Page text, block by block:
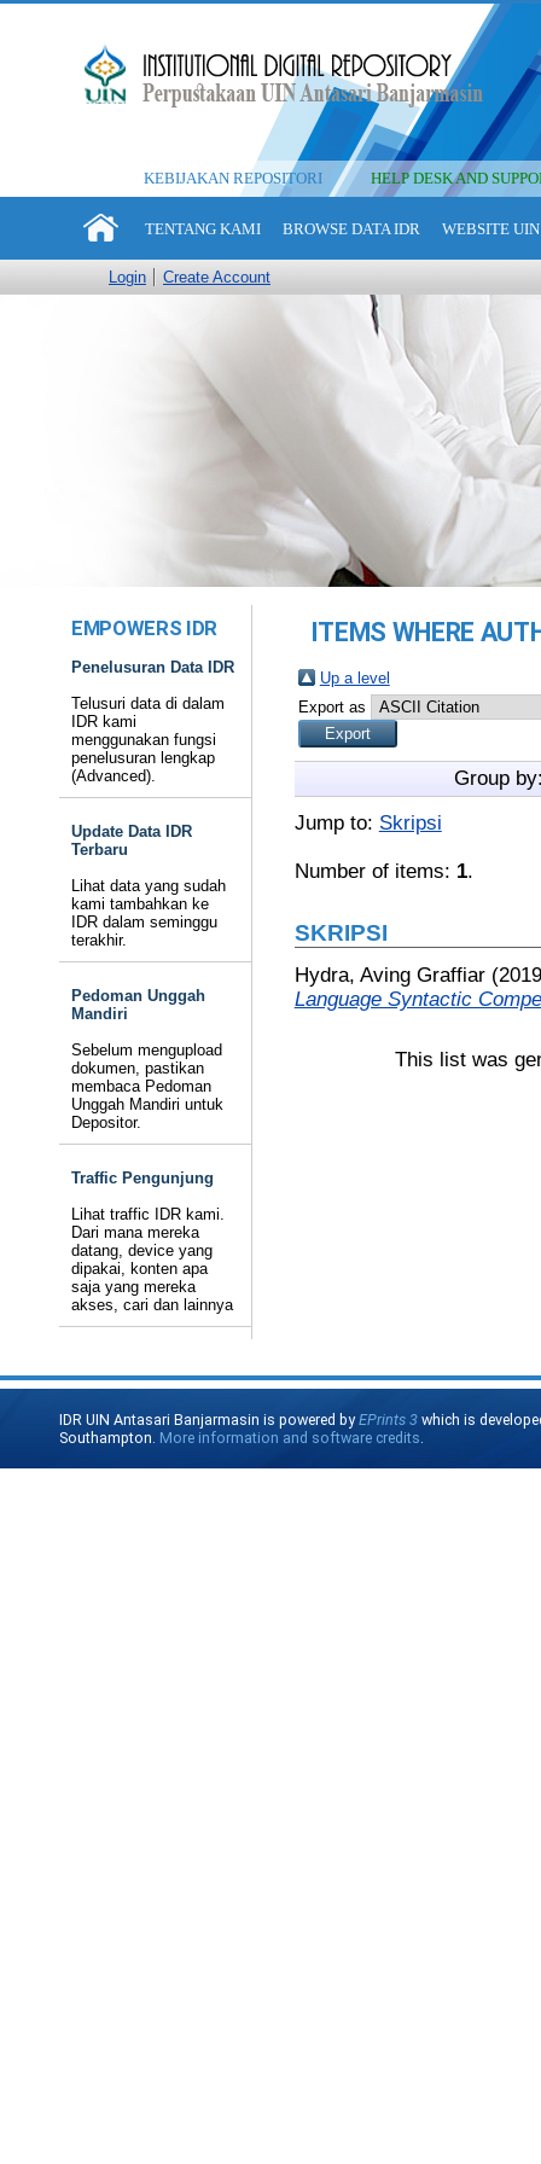
KEBIJAKAN REPOSITORI HELP DESK AND
TENTANG KAMI BROWSE DATA IDR WEBSITE
Login Create Account
EMPOWERS IDR
Penelusuran Data IDR
Telusuri data di dalam
IDR kami
menggunakan fungsi
penelusuran lengkap
(Advanced).
Update Data IDR
Terbaru
Lihat data yang sudah
kami tambahkan ke
IDR dalam seminggu
terakhir.
Pedoman Unggah
Mandiri
Sebelum mengupload
dokumen, pastikan
membaca Pedoman
Unggah Mandiri untuk
Depositor.
Traffic Pengunjung
Lihat traffic IDR kami.
Dari mana mereka
datang, device yang
dipakai, konten apa
saja yang mereka
akses, cari dan lainnya
ITEMS WHERE
Up a level
Export as
Group
Jump to: Skripsi
Number of items: 1.
SKRIPSI
Hydra, Aving Graffiar
Language Syntactic
This list was
IDR UIN Antasari Banjarmasin is powered byEPrints 3 which is
Southampton. More information and software credits.